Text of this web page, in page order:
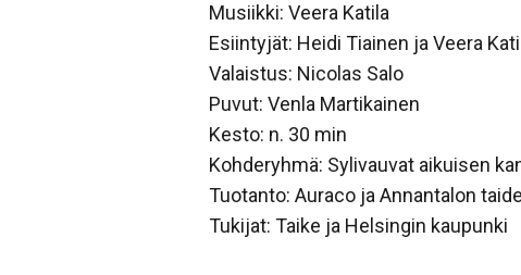
Musiikki: Veera Katila
Esiintyjät: Heidi Tiainen ja Veera
Valaistus: Nicolas Salo
Puvut: Venla Martikainen
Kesto: n. 30 min
Kohderyhmä: Sylivauvat aikuisen
Tuotanto: Auraco ja Annantalon
Tukijat: Taike ja Helsingin kaupunki